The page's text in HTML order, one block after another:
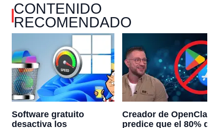
CONTENIDO
RECOMENDADO
Software gratuito
desactiva los
Creador de OpenClaw
predice que el 80% de